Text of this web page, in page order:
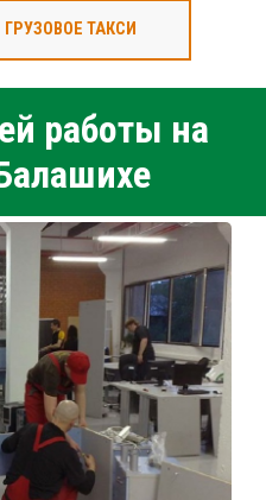
ГРУЗОВОЕ ТАКСИ
работы на